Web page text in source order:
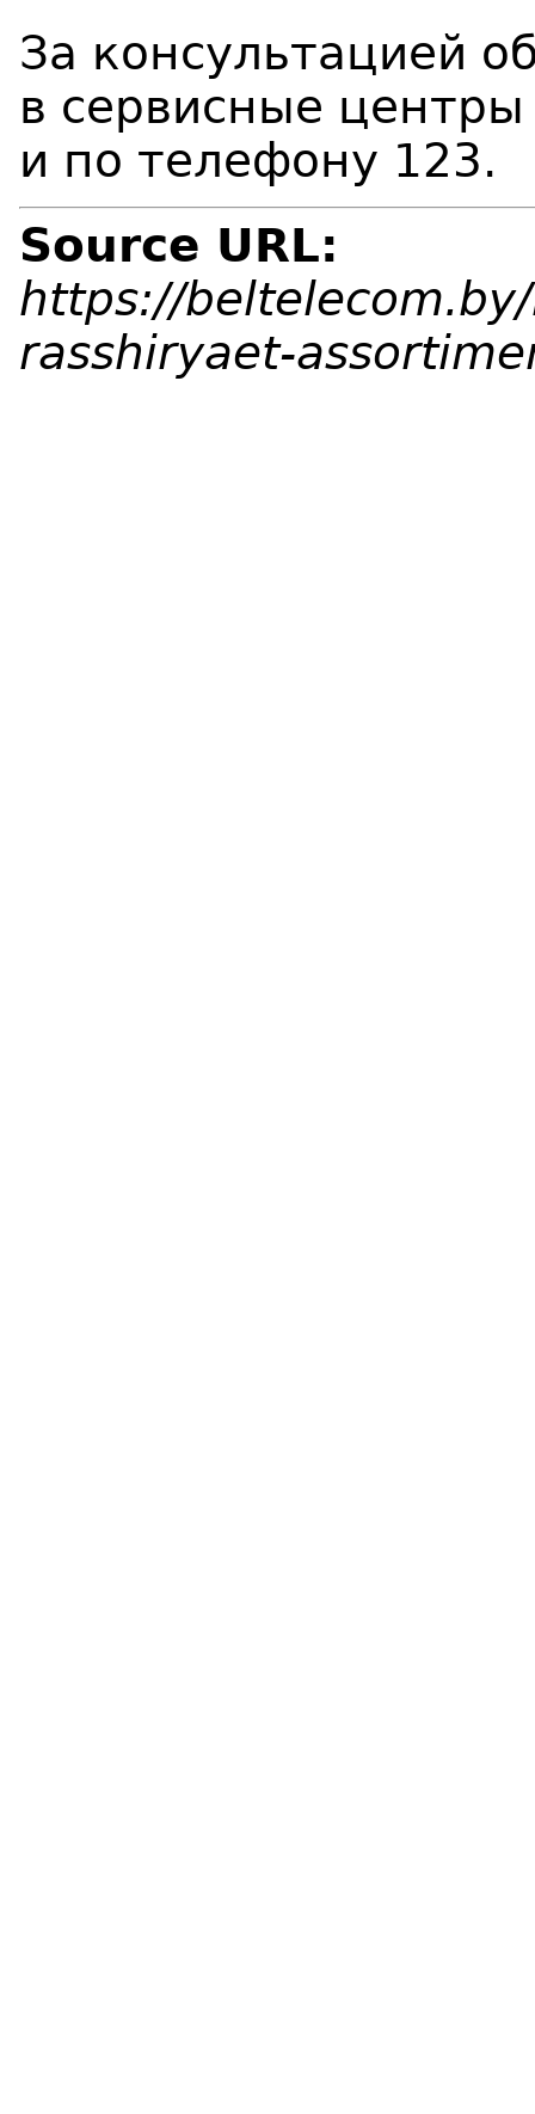
За консультацией
в сервисные
и по телефону 123.
Source URL:
https://
rasshiryaet-